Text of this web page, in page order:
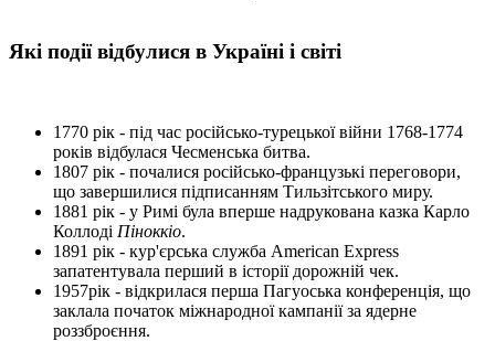
Які події відбулися в Україні і світі
1770 рік - під час російсько-турецької війни 1768-1774
років відбулася Чесменська битва.
1807 рік - почалися російсько-французькі переговори,
що завершилися підписанням Тильзітського миру.
1881 рік - у Римі була вперше надрукована казка Карло
Коллоді Піноккіо.
1891 рік - кур'єрська служба American Express
запатентувала перший в історії дорожній чек.
1957рік - відкрилася перша Пагуоська конференція, що
заклала початок міжнародної кампанії за ядерне
роззброєння.